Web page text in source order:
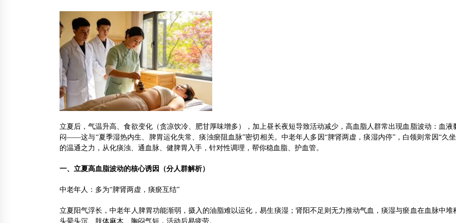
立夏后，气温升高、食欲变化（贪凉饮冷、肥甘厚味增多），加上昼长夜短导致活动减少，高血脂人群常出现血脂波动：血
闷——这与“夏季湿热内生、脾胃运化失常、痰浊瘀阻血脉”密切相关。中老年人多因“脾肾两虚，痰湿内停”，白领则常因“久
的温通之力，从化痰浊、通血脉、健脾胃入手，针对性调理，帮你稳血脂、护血管。
一、立夏高血脂波动的核心诱因（分人群解析）
中老年人：多为“脾肾两虚，痰瘀互结”
立夏阳气浮长，中老年人脾胃功能渐弱，摄入的油脂难以运化，易生痰湿；肾阳不足则无力推动气血，痰湿与瘀血在血脉中
头晕头沉、肢体麻木、胸闷气短，活动后易疲劳。